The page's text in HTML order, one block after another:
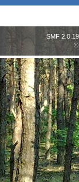
SMF 2.0.19
©